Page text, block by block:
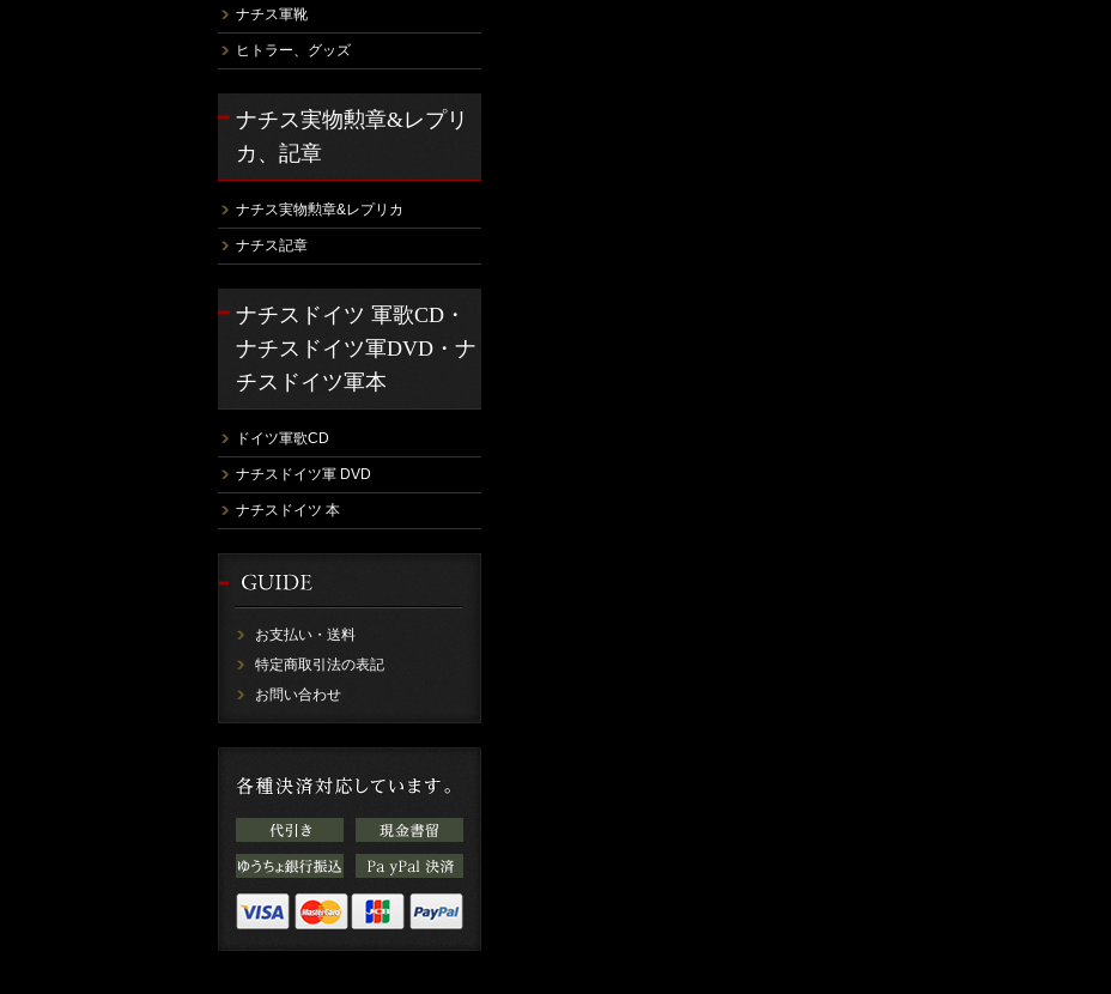
ナチス軍靴
ヒトラー、グッズ
ナチス実物勲章&レプリ
カ、記章
ナチス実物勲章&レプリカ
ナチス記章
ナチスドイツ 軍歌CD・
ナチスドイツ軍DVD・ナ
チスドイツ軍本
ドイツ軍歌CD
ナチスドイツ軍 DVD
ナチスドイツ 本
お支払い・送料
特定商取引法の表記
お問い合わせ